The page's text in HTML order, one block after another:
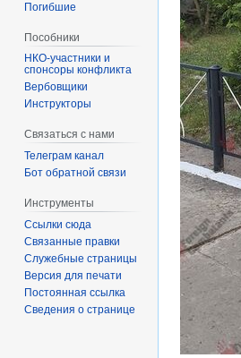
Погибшие
Пособники
спонсоры конфликта
‏‎Вербовщики
Инструкторы
Связаться с нами
Телеграм канал
Бот обратной связи
Инструменты
Ссылки сюда
Связанные правки
Служебные страницы
Версия для печати
Постоянная ссылка
Сведения о странице